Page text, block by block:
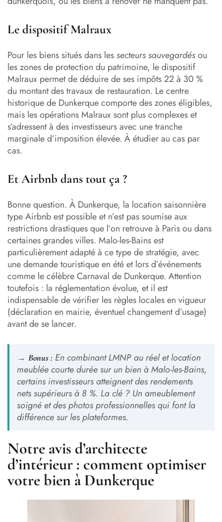
Le dispositif Malraux
Pour les biens situés dans lessecteurs sauvegardésou
les zones de protection du patrimoine, le dispositif
Malraux permet de déduire de ses impôts 22 à 30 %
du montant des travaux de restauration. Le centre
historique de Dunkerque comporte des zones éligibles,
mais les opérations Malraux sont plus complexes et
s’adressent à des investisseurs avec une tranche
marginale d’imposition élevée. À étudier au cas par
cas.
Et Airbnb dans tout ça ?
Bonne question. À Dunkerque, la location saisonnière
type Airbnb est possible et n’est pas soumise aux
restrictions drastiques que l’on retrouve à Paris ou dans
certaines grandes villes. Malo-les-Bains est
particulièrement adapté à ce type de stratégie, avec
une demande touristique en été et lors d’événements
comme le célèbre Carnaval de Dunkerque. Attention
toutefois : la réglementation évolue, et il est
indispensable de vérifier les règles locales en vigueur
(déclaration en mairie, éventuel changement d’usage)
avant de se lancer.
→ Bonus : En combinant LMNP au réel et location
meublée courte durée sur un bien à Malo-les-Bains,
certains investisseurs atteignent des rendements
nets supérieurs à 8 %. La clé ? Un ameublement
soigné et des photos professionnelles qui font la
différence sur les plateformes.
Notre avis d’architecte
d’intérieur : comment optimiser
votre bien à Dunkerque